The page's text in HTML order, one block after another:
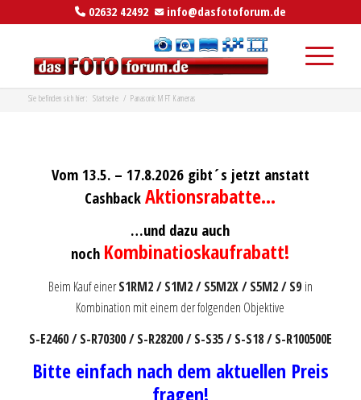
02632 42492 info@dasfotoforum.de
Sie befinden sich hier: Startseite / Panasonic MFT Kameras
Vom 13.5. – 17.8.2026 gibt´s jetzt anstatt
CashbackAktionsrabatte…
…und dazu auch
noch Kombinatioskaufrabatt!
Beim Kauf einerS1RM2 / S1M2 / S5M2X / S5M2 / S9in
Kombination mit einem der folgenden Objektive
S-E2460 /S-R70300 /S-R28200 /S-S35 /S-S18 / S-R100500E
Bitte einfach nach dem aktuellen Preis
fragen!